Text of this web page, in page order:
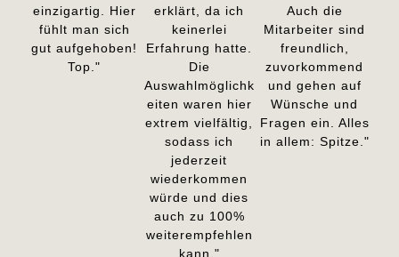
einzigartig. Hier
fühlt man sich
gut aufgehoben!
Top."
erklärt, da ich
keinerlei
Erfahrung hatte.
Die
Auswahlmöglichk
eiten waren hier
extrem vielfältig,
sodass ich
jederzeit
wiederkommen
würde und dies
auch zu 100%
weiterempfehlen
kann."
Auch die
Mitarbeiter sind
freundlich,
zuvorkommend
und gehen auf
Wünsche und
Fragen ein. Alles
in allem: Spitze."